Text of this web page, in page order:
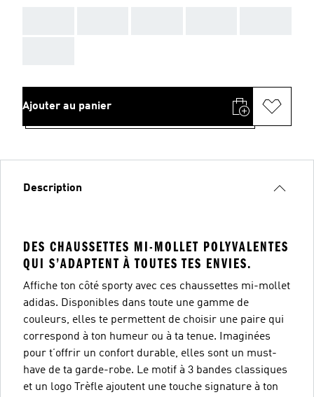
Ajouter au panier
Description
DES CHAUSSETTES MI-MOLLET POLYVALENTES
QUI S’ADAPTENT À TOUTES TES ENVIES.
Affiche ton côté sporty avec ces chaussettes mi-mollet
adidas. Disponibles dans toute une gamme de
couleurs, elles te permettent de choisir une paire qui
correspond à ton humeur ou à ta tenue. Imaginées
pour t’offrir un confort durable, elles sont un must-
have de ta garde-robe. Le motif à 3 bandes classiques
et un logo Trèfle ajoutent une touche signature à ton